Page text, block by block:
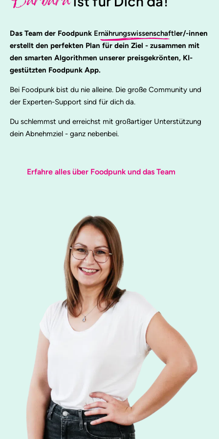
Das Team der Foodpunk Ernährungswissenschaftler/-innen
erstellt den perfekten Plan für dein Ziel - zusammen mit
den smarten Algorithmen unserer preisgekrönten, KI-
gestützten Foodpunk App.
Bei Foodpunk bist du nie alleine. Die große Community und
der Experten-Support sind für dich da.
Du schlemmst und erreichst mit großartiger Unterstützung
dein Abnehmziel - ganz nebenbei.
Erfahre alles über Foodpunk und das Team